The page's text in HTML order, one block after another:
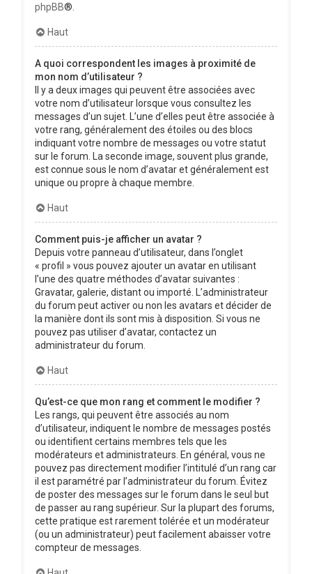
phpBB®.
Haut
A quoi correspondent les images à proximité de
mon nom d’utilisateur ?
Il y a deux images qui peuvent être associées avec
votre nom d’utilisateur lorsque vous consultez les
messages d’un sujet. L’une d’elles peut être associée à
votre rang, généralement des étoiles ou des blocs
indiquant votre nombre de messages ou votre statut
sur le forum. La seconde image, souvent plus grande,
est connue sous le nom d’avatar et généralement est
unique ou propre à chaque membre.
Haut
Comment puis-je afficher un avatar ?
Depuis votre panneau d’utilisateur, dans l’onglet
« profil » vous pouvez ajouter un avatar en utilisant
l’une des quatre méthodes d’avatar suivantes :
Gravatar, galerie, distant ou importé. L’administrateur
du forum peut activer ou non les avatars et décider de
la manière dont ils sont mis à disposition. Si vous ne
pouvez pas utiliser d’avatar, contactez un
administrateur du forum.
Haut
Qu’est-ce que mon rang et comment le modifier ?
Les rangs, qui peuvent être associés au nom
d’utilisateur, indiquent le nombre de messages postés
ou identifient certains membres tels que les
modérateurs et administrateurs. En général, vous ne
pouvez pas directement modifier l’intitulé d’un rang car
il est paramétré par l’administrateur du forum. Évitez
de poster des messages sur le forum dans le seul but
de passer au rang supérieur. Sur la plupart des forums,
cette pratique est rarement tolérée et un modérateur
(ou un administrateur) peut facilement abaisser votre
compteur de messages.